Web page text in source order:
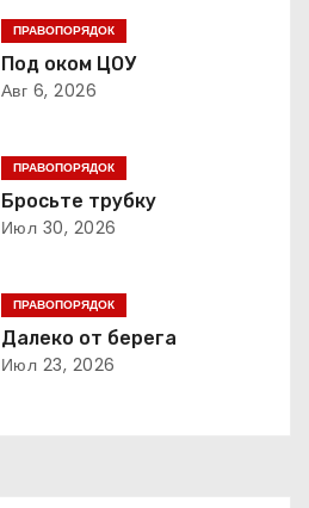
ПРАВОПОРЯДОК
Под оком ЦОУ
Авг 6, 2026
ПРАВОПОРЯДОК
Бросьте трубку
Июл 30, 2026
ПРАВОПОРЯДОК
Далеко от берега
Июл 23, 2026